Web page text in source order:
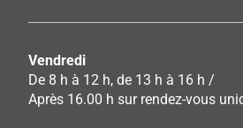
Vendredi
De 8 h à 12 h, de 13 h à 16 h /
Après 16.00 h sur rendez-vous